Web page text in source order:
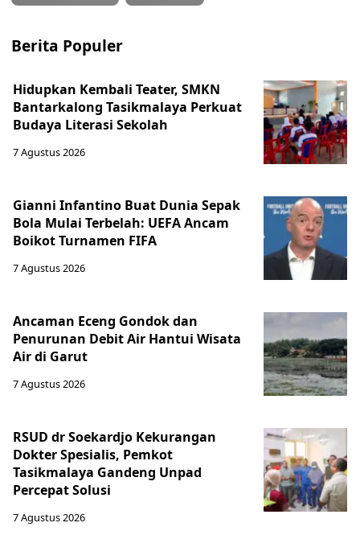
Berita Populer
Hidupkan Kembali Teater, SMKN
Bantarkalong Tasikmalaya Perkuat
Budaya Literasi Sekolah
7 Agustus 2026
Gianni Infantino Buat Dunia Sepak
Bola Mulai Terbelah: UEFA Ancam
Boikot Turnamen FIFA
7 Agustus 2026
Ancaman Eceng Gondok dan
Penurunan Debit Air Hantui Wisata
Air di Garut
7 Agustus 2026
RSUD dr Soekardjo Kekurangan
Dokter Spesialis, Pemkot
Tasikmalaya Gandeng Unpad
Percepat Solusi
7 Agustus 2026